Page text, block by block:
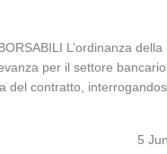
L’ordinanza della
per il settore
del contratto,
5